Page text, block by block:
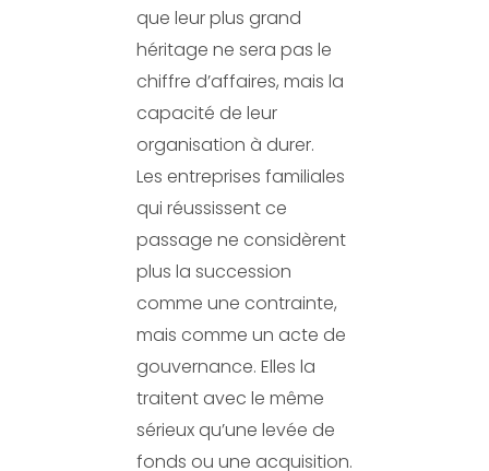
que leur plus grand
héritage ne sera pas le
chiffre d’affaires, mais la
capacité de leur
organisation à durer.
Les entreprises familiales
qui réussissent ce
passage ne considèrent
plus la succession
comme une contrainte,
mais comme un acte de
gouvernance. Elles la
traitent avec le même
sérieux qu’une levée de
fonds ou une acquisition.